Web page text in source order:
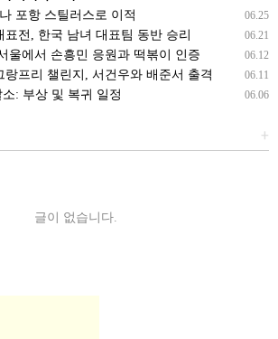
06.25
포항 스틸러스로 이적
06.21
표전, 한국 남녀 대표팀 동반 승리
06.12
울에서 손흥민 응원과 떡볶이 인증
06.11
랑프리 챌린지, 서건우와 배준서 출격
06.06
: 부상 및 복귀 일정
+
글이 없습니다.